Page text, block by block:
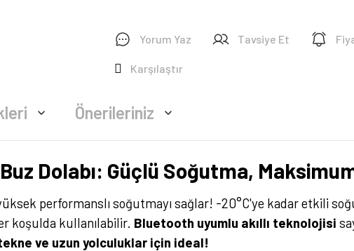
Yorum Yaz Tavsiye Et
Karşılaştır
Önerileriniz
Dolabı: Güçlü Soğutma,
performanslı soğutmayı sağlar! -20°C'ye kadar etkili
koşulda kullanılabilir. Bluetooth uyumlu akıllı teknolojisi
ve uzun yolculuklar için ideal!